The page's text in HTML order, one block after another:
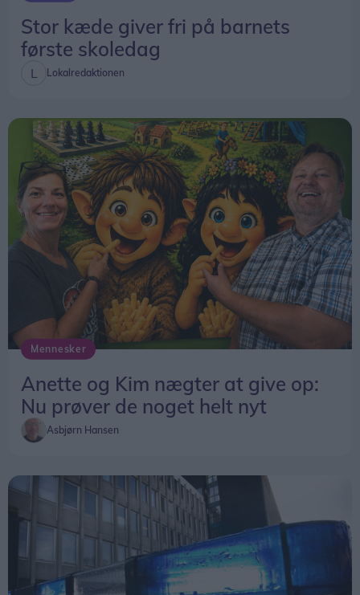
Stor kæde giver fri på barnets
første skoledag
Lokalredaktionen
Mennesker
Anette og Kim nægter at give op:
Nu prøver de noget helt nyt
Asbjørn Hansen